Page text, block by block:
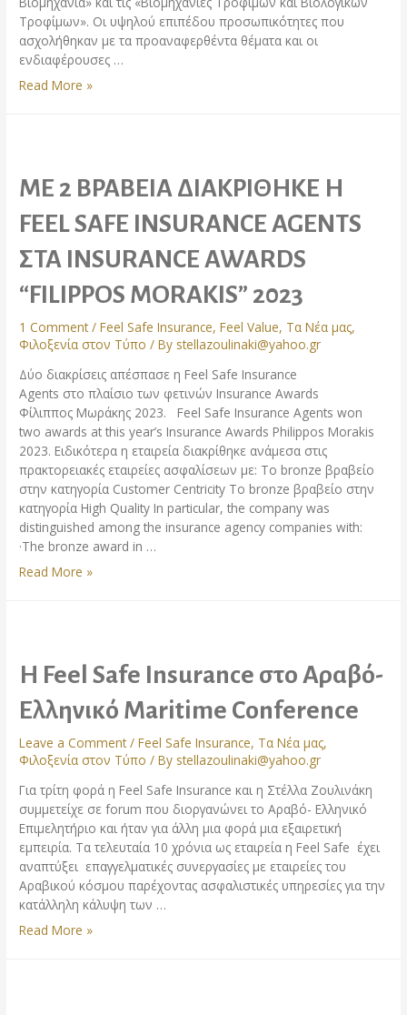
Τροφίμων». Οι υψηλού επιπέδου προσωπικότητες που
ασχολήθηκαν με τα προαναφερθέντα θέματα και οι
ενδιαφέρουσες …
Η
12ο
ΑΡΑΒΟΕΛΛΗΝΙΚΟ
ΟΙΚΟΝΟΜΙΚΟ
FORUM
Read More »
ΜΕ 2 ΒΡΑΒΕΙΑ ΔΙΑΚΡΙΘΗΚΕ Η
FEEL SAFE INSURANCE AGENTS
ΣΤΑ INSURANCE AWARDS
“FILIPPOS MORAKIS” 2023
1 Comment /Feel Safe Insurance,Feel Value, Τα Νέα μας,
Φιλοξενία στον Τύπο / By stellazoulinaki@yahoo.gr
Δύο διακρίσεις απέσπασε η Feel Safe Insurance
Agents στο πλαίσιο των φετινών Insurance Awards
Φίλιππος Μωράκης 2023. Feel Safe Insurance Agents won
two awards at this year’s Insurance Awards Philippos Morakis
2023. Ειδικότερα η εταιρεία διακρίθηκε ανάμεσα στις
πρακτορειακές εταιρείες ασφαλίσεων με: Το bronze βραβείο
στην κατηγορία Customer Centricity Το bronze βραβείο στην
κατηγορία High Quality In particular, the company was
distinguished among the insurance agency companies with:
·The bronze award in …
ΜΕ
FEEL
SAFE
INSURANCE
AGENTS
ΣΤΑ
INSURANCE
AWARDS
“FILIPPOS
MORAKIS”
2023
Read More »
Η Feel Safe Insurance στο Αραβό-
Ελληνικό Maritime Conference
Leave a Comment /Feel Safe Insurance, Τα Νέα μας,
Φιλοξενία στον Τύπο / By stellazoulinaki@yahoo.gr
Για τρίτη φορά η Feel Safe Insurance και η Στέλλα Ζουλινάκη
συμμετείχε σε forum που διοργανώνει το Αραβό- Ελληνικό
Επιμελητήριο και ήταν για άλλη μια φορά μια εξαιρετική
εμπειρία. Τα τελευταία 10 χρόνια ως εταιρεία η Feel Safe έχει
αναπτύξει επαγγελματικές συνεργασίες με εταιρείες του
Αραβικού κόσμου παρέχοντας ασφαλιστικές υπηρεσίες για την
κατάλληλη κάλυψη των …
Η
Read More »